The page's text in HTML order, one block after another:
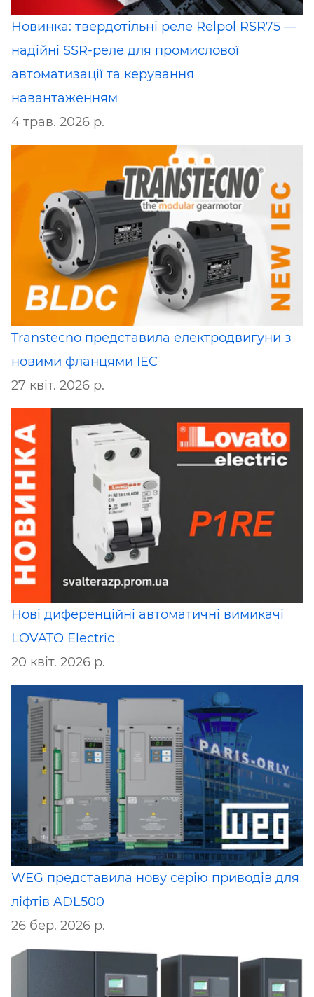
Новинка: твердотільні реле Relpol RSR75 —
надійні SSR-реле для промислової
автоматизації та керування
навантаженням
4 трав. 2026 р.
Transtecno представила електродвигуни з
новими фланцями IEC
27 квіт. 2026 р.
Нові диференційні автоматичні вимикачі
LOVATO Electric
20 квіт. 2026 р.
WEG представила нову серію приводів для
ліфтів ADL500
26 бер. 2026 р.